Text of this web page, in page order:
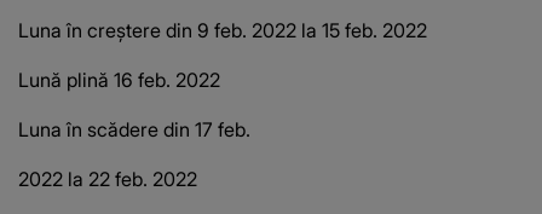
Luna în creștere din 9 feb. 2022 la 15 feb. 2022
Lună plină 16 feb. 2022
Luna în scădere din 17 feb.
2022 la 22 feb. 2022